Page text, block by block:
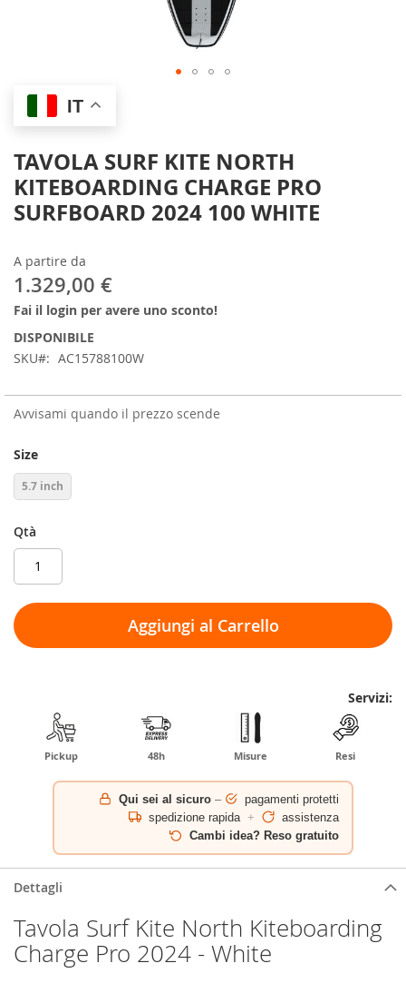
IT
TAVOLA SURF KITE NORTH
KITEBOARDING CHARGE PRO
SURFBOARD 2024 100 WHITE
A partire da
1.329,00 €
Fai il login per avere uno sconto!
DISPONIBILE
SKU
AC15788100W
Avvisami quando il prezzo scende
Size
5.7 inch
Qtà
Aggiungi al Carrello
Servizi:
Pickup 48h Misure Resi
Qui sei al sicuro –
pagamenti protetti
spedizione rapida +
assistenza
Cambi idea? Reso gratuito
Skip
the
of
the
images
gallery
Dettagli
Tavola Surf Kite North Kiteboarding
Charge Pro 2024 - White